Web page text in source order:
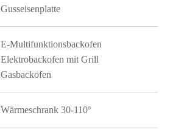
Gusseisenplatte
E-Multifunktionsbackofen
Elektrobackofen mit Grill
Gasbackofen
Wärmeschrank 30-110º